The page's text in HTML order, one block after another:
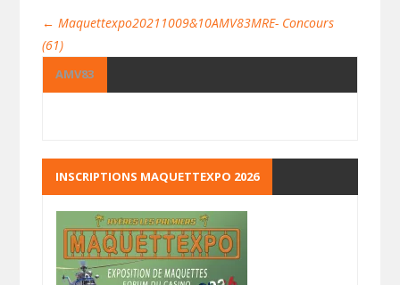
← Maquettexpo20211009&10AMV83MRE- Concours
(61)
AMV83
INSCRIPTIONS MAQUETTEXPO 2026